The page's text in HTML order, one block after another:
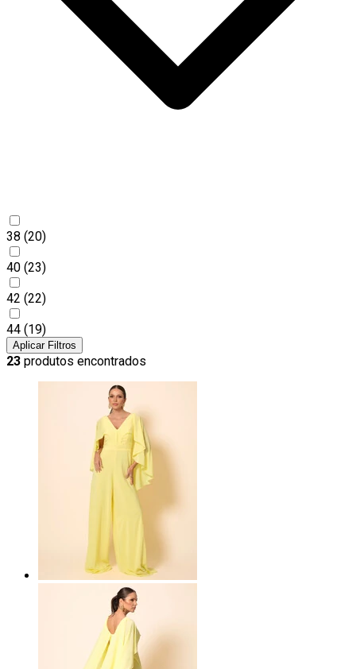
38 (20)
40 (23)
42 (22)
44 (19)
Aplicar Filtros
23 produtos encontrados